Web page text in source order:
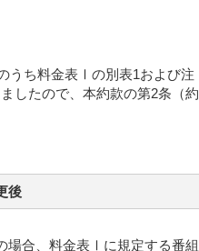
うち料金表Ⅰの別表1および注
したので、本約款の第2条（約
後
場合、料金表Ⅰに規定する番組